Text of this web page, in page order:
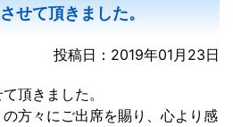
せて頂きました。
投稿日：2019年01月23日
頂きました。
方々にご出席を賜り、心より感